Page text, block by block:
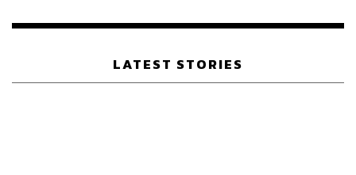
เรือนไทยที่ถูกซุกไว้
LATEST STORIES